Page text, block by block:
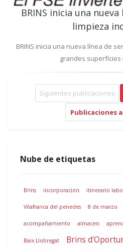
BRINS inicia una
limpieza
BRINS inicia una nueva línea de
grandes superfícies
Siguientes publicaciones
Publicaciones
Nube de etiquetas
Brins incorporación itinerario
Vilafranca del penedes 8 de marzo
acompañamiento almacen
Baix Llobregat Brins